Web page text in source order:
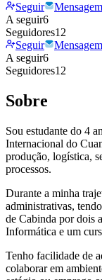
Seguir
Mensagem
A seguir6
Seguidores12
Seguir
Mensagem
A seguir6
Seguidores12
Sobre
Sou estudante do 4
Internacional do
produção, logística,
processos.
Durante a minha
administrativas,
de Cabinda por dois
Informática e um
Tenho facilidade de
colaborar em